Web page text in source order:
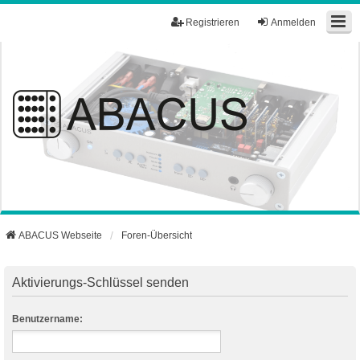
Anmelden
Registrieren
ABACUS Webseite Foren-Übersicht
Aktivierungs-Schlüssel senden
Benutzername: